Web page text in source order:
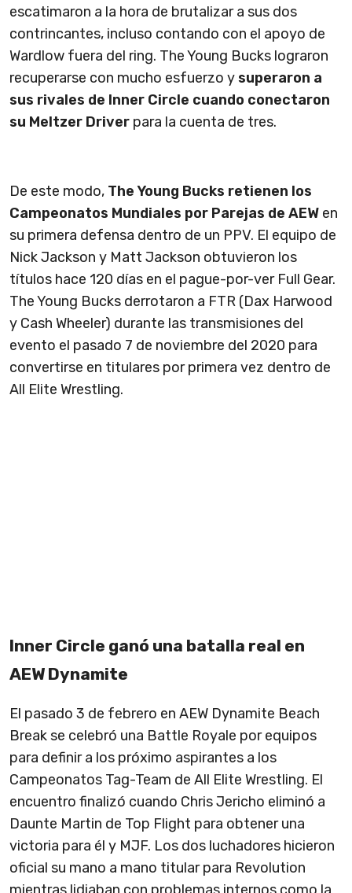
escatimaron a la hora de brutalizar a sus dos
contrincantes, incluso contando con el apoyo de
Wardlow fuera del ring. The Young Bucks lograron
recuperarse con mucho esfuerzo ysuperaron a
sus rivales de Inner Circle cuando conectaron
su Meltzer Driver para la cuenta de tres.
De este modo, The Young Bucks retienen los
Campeonatos Mundiales por Parejas de AEW en
su primera defensa dentro de un PPV. El equipo de
Nick Jackson y Matt Jackson obtuvieron los
títulos hace 120 días en el pague-por-ver Full Gear.
The Young Bucks derrotaron a FTR (Dax Harwood
y Cash Wheeler) durante las transmisiones del
evento el pasado 7 de noviembre del 2020 para
convertirse en titulares por primera vez dentro de
All Elite Wrestling.
Inner Circle ganó una batalla real en
AEW Dynamite
El pasado 3 de febrero en AEW Dynamite Beach
Break se celebró una Battle Royale por equipos
para definir a los próximo aspirantes a los
Campeonatos Tag-Team de All Elite Wrestling. El
encuentro finalizó cuando Chris Jericho eliminó a
Daunte Martin de Top Flight para obtener una
victoria para él y MJF. Los dos luchadores hicieron
oficial su mano a mano titular para Revolution